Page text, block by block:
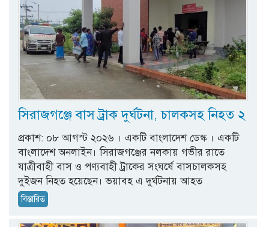
সিরাজগঞ্জে বাস ট্রাক দুর্ঘটনা, চালকসহ নিহত ২
প্রকাশ: ০৮ আগস্ট ২০২৬ । একটি বাংলাদেশ ডেস্ক । একটি
বাংলাদেশ অনলাইন। সিরাজগঞ্জের নলকায় গভীর রাতে
যাত্রীবাহী বাস ও পণ্যবাহী ট্রাকের সংঘর্ষে বাসচালকসহ
দুইজন নিহত হয়েছেন। ভয়াবহ এ দুর্ঘটনায় আহত
বিস্তারিত